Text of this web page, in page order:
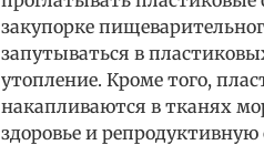
закупорке
запутываться в
утопление. Кроме того,
накапливаются в тканях
здоровье и